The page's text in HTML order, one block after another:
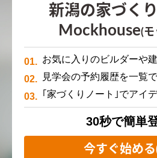
新潟の家づく
Mockhouse(モ
お気に入りのビルダーや
見学会の予約履歴を一覧
｢家づくりノート｣でアイ
30秒で簡単
今すぐ始め